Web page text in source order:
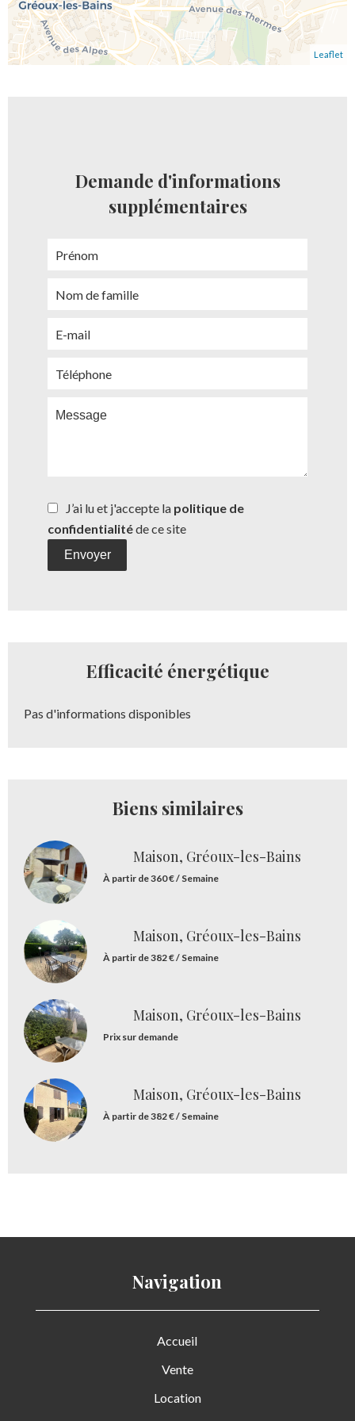
Leaflet
Demande d'informations
supplémentaires
J’ai lu et j'accepte la politique de
confidentialitéde ce site
Envoyer
Efficacité énergétique
Pas d'informations disponibles
Biens similaires
Maison, Gréoux-les-Bains
À partir de 360 € / Semaine
Maison, Gréoux-les-Bains
À partir de 382 € / Semaine
Maison, Gréoux-les-Bains
Prix sur demande
Maison, Gréoux-les-Bains
À partir de 382 € / Semaine
Navigation
Accueil
Vente
Location